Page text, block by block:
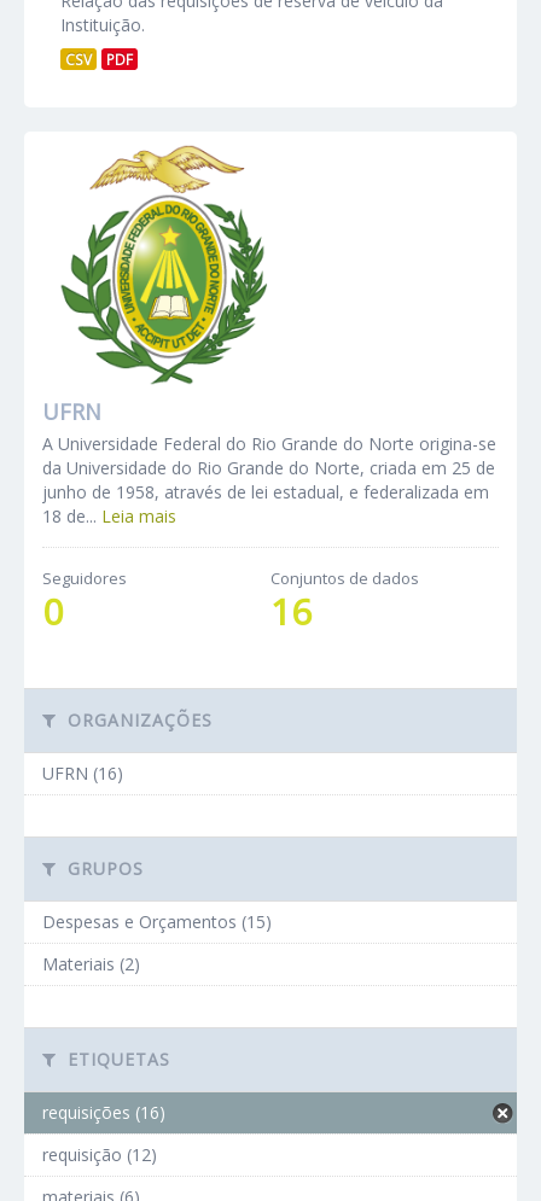
Instituição.
CSV PDF
UFRN
A Universidade Federal do Rio Grande do Norte origina-se
da Universidade do Rio Grande do Norte, criada em 25 de
junho de 1958, através de lei estadual, e federalizada em
18 de... Leia mais
Seguidores
0
Conjuntos de dados
16
ORGANIZAÇÕES
UFRN (16)
GRUPOS
Despesas e Orçamentos (15)
Materiais (2)
ETIQUETAS
requisições (16)
requisição (12)